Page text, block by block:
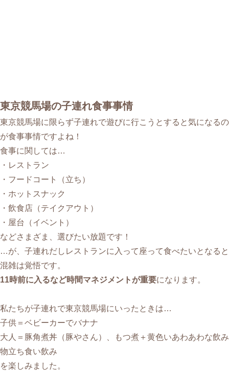
東京競馬場の子連れ食事事情
東京競馬場に限らず子連れで遊びに行こうとすると気になるの
が食事事情ですよね！
食事に関しては…
・レストラン
・フードコート（立ち）
・ホットスナック
・飲食店（テイクアウト）
・屋台（イベント）
などさまざま、選びたい放題です！
…が、子連れだしレストランに入って座って食べたいとなると
混雑は覚悟です。
11時前に入るなど時間マネジメントが重要になります。
私たちが子連れで東京競馬場にいったときは…
子供＝ベビーカーでバナナ
大人＝豚角煮丼（豚やさん）、もつ煮＋黄色いあわあわな飲み
物立ち食い飲み
を楽しみました。